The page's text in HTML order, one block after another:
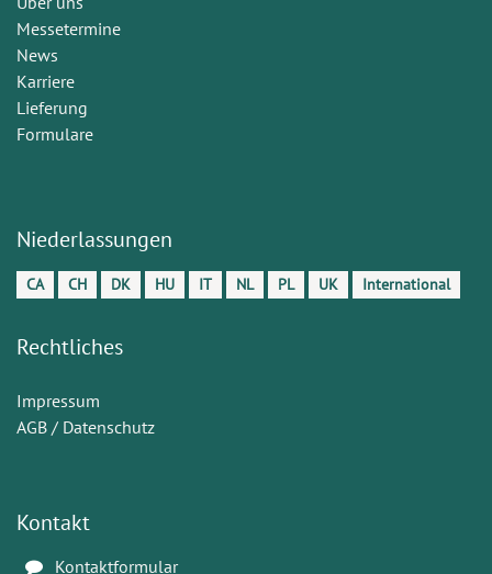
Messetermine
News
Karriere
Lieferung
Formulare
Niederlassungen
CA CH DK HU IT NL PL UK International
Rechtliches
Impressum
AGB / Datenschutz
Kontakt
Kontaktformular